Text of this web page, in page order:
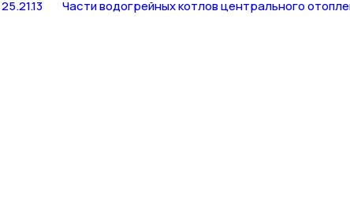
25.21.13 Части водогрейных котлов центрального